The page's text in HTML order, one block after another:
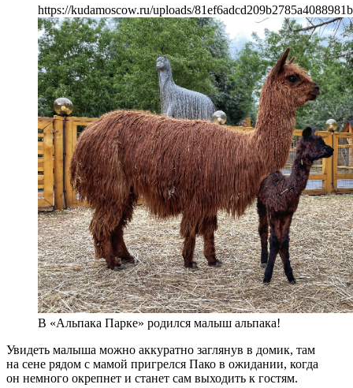
https://kudamoscow.ru/uploads/
В «Альпака Парке» родился малыш альпака!
Увидеть малыша можно аккуратно заглянув в домик, там
на сене рядом с мамой пригрелся Пако в ожидании, когда
он немного окрепнет и станет сам выходить к гостям.